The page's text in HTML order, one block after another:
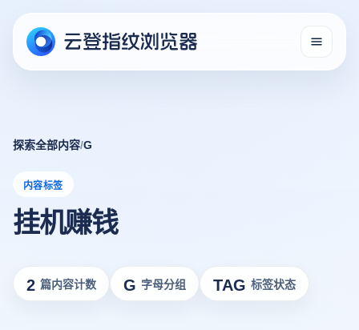
探索全部内容/G
内容标签
挂机赚钱
2 篇内容计数 G 字母分组 TAG 标签状态